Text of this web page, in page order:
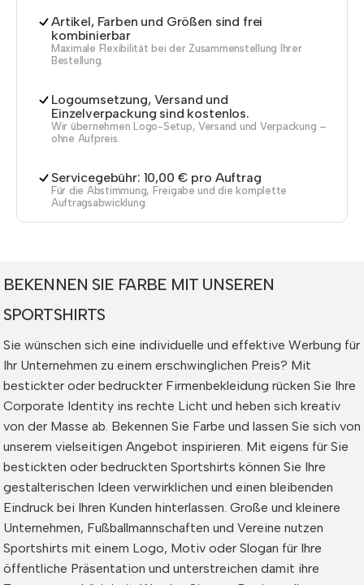
Artikel, Farben und Größen sind frei
kombinierbar
Maximale Flexibilität bei der Zusammenstellung Ihrer
Bestellung.
Logoumsetzung, Versand und
Einzelverpackung sind kostenlos.
Wir übernehmen Logo-Setup, Versand und Verpackung –
ohne Aufpreis.
Servicegebühr: 10,00 € pro Auftrag
Für die Abstimmung, Freigabe und die komplette
Auftragsabwicklung.
BEKENNEN SIE FARBE MIT UNSEREN
SPORTSHIRTS
Sie wünschen sich eine individuelle und effektive Werbung für
Ihr Unternehmen zu einem erschwinglichen Preis? Mit
bestickter oder bedruckter Firmenbekleidung rücken Sie Ihre
Corporate Identity ins rechte Licht und heben sich kreativ
von der Masse ab. Bekennen Sie Farbe und lassen Sie sich von
unserem vielseitigen Angebot inspirieren. Mit eigens für Sie
bestickten oder bedruckten Sportshirts können Sie Ihre
gestalterischen Ideen verwirklichen und einen bleibenden
Eindruck bei Ihren Kunden hinterlassen. Große und kleinere
Unternehmen, Fußballmannschaften und Vereine nutzen
Sportshirts mit einem Logo, Motiv oder Slogan für Ihre
öffentliche Präsentation und unterstreichen damit ihre